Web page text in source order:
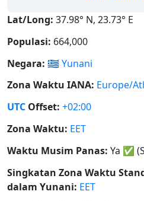
Lat/Long: 37.98° N, 23.73° E
Populasi: 664,000
Negara: 🇬🇷Yunani
Zona Waktu IANA: Europe/
UTC Offset: +02:00
Zona Waktu: EET
Waktu Musim Panas: Ya ✅
Singkatan Zona Waktu
dalam Yunani: EET